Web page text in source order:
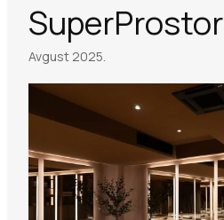
SuperProstor
Avgust 2025.